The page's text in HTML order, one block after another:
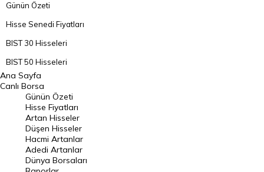
Günün Özeti
Hisse Senedi Fiyatları
BIST 30 Hisseleri
BIST 50 Hisseleri
BIST 100 Hisseleri
En Çok Artan Hisseler
En Çok Düşen Hisseler
Hacmi Artanlar
Geçmiş Kapanışlar
Ana Sayfa
Canlı Borsa
Günün Özeti
Hisse Fiyatları
Artan Hisseler
Düşen Hisseler
Hacmi Artanlar
Adedi Artanlar
Dünya Borsaları